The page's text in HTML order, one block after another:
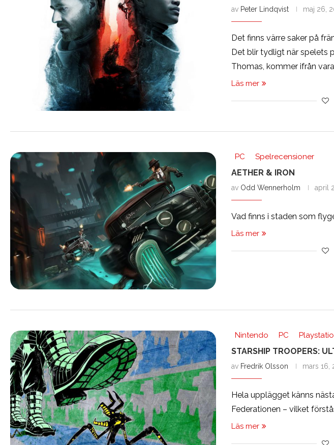
av Peter Lindqvist maj 26,
Det finns värre saker på
Det blir tydligt när spelets
Thomas, kommer ifrån
Läs mer
PC Spelrecensioner
AETHER & IRON
av Odd Wennerholm april
Vad finns i staden som
Läs mer
Nintendo PC
STARSHIP TROOPERS:
av Fredrik Olsson mars 16,
Hela upplägget känns
Federationen – vilket
Läs mer